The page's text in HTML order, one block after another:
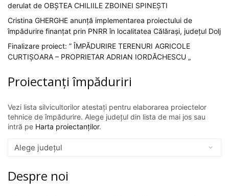
derulat de OBȘTEA CHILIILE ZBOINEI SPINEȘTI
Cristina GHERGHE anunță implementarea proiectului de
împădurire finanțat prin PNRR în localitatea Călărași, județul Dolj
Finalizare proiect: ” ÎMPĂDURIRE TERENURI AGRICOLE
CURTIȘOARA – PROPRIETAR ADRIAN IORDĂCHESCU „
Proiectanți împăduriri
Vezi lista silvicultorilor atestați pentru elaborarea proiectelor
tehnice de împădurire. Alege județul din lista de mai jos sau
intră pe Harta proiectanților.
Despre noi